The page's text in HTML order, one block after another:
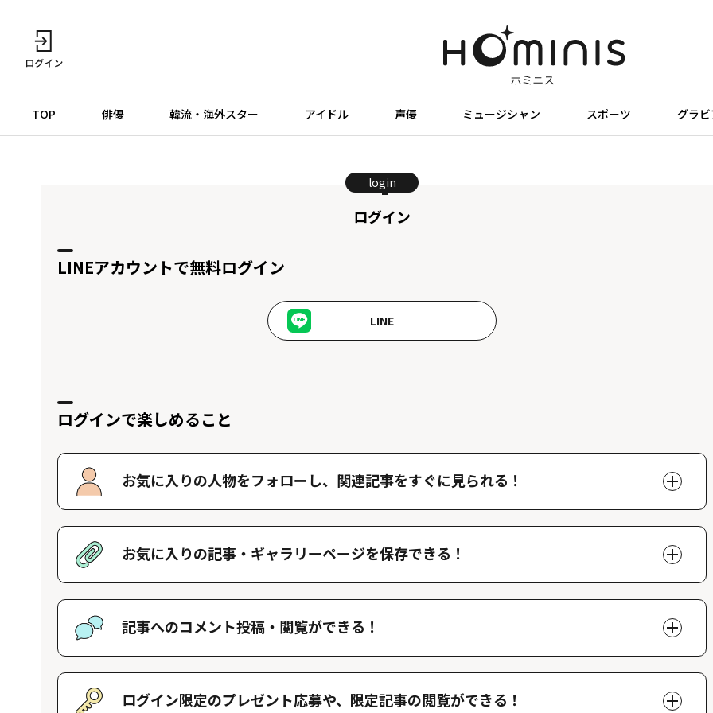
TOP 俳優 韓流・海外スター アイドル 声優 ミュージシャン スポーツ グラ
login
ログイン
LINEアカウントで無料ログイン
LINE
ログインで楽しめること
お気に入りの人物をフォローし、 関連記事をすぐに見られる！
好きな人物をフォローすることで、マイページで好きな人物の関連記事を閲覧することができま
す。好きな人物一覧はマイページで確認できます。
お気に入りの記事・ ギャラリーページを保存できる！
好きな記事やギャラリーページを保存し、マイページでいつでも閲覧することができます。
記事へのコメント投稿・ 閲覧ができる！
記事に対して応援や感想などのコメントができ、他のファンが投稿したコメントを読むことがで
きます。
ログイン限定のプレゼント応募や、 限定記事の閲覧ができる！